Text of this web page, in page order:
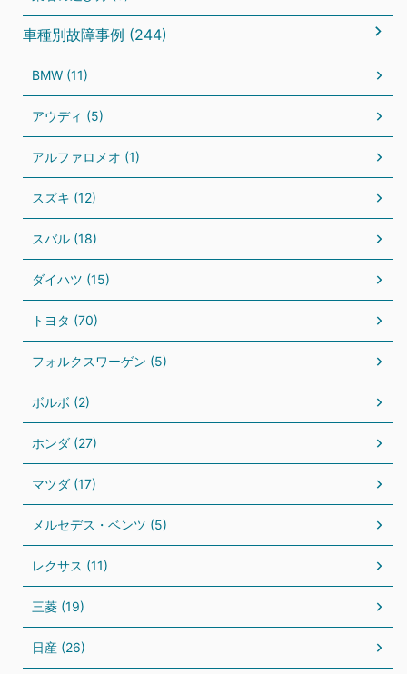
車種別故障事例 (244)
BMW (11)
アウディ (5)
アルファロメオ (1)
スズキ (12)
スバル (18)
ダイハツ (15)
トヨタ (70)
フォルクスワーゲン (5)
ボルボ (2)
ホンダ (27)
マツダ (17)
メルセデス・ベンツ (5)
レクサス (11)
三菱 (19)
日産 (26)